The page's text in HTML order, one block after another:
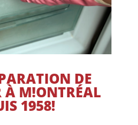
DE
À M!ONTRÉAL
1958!